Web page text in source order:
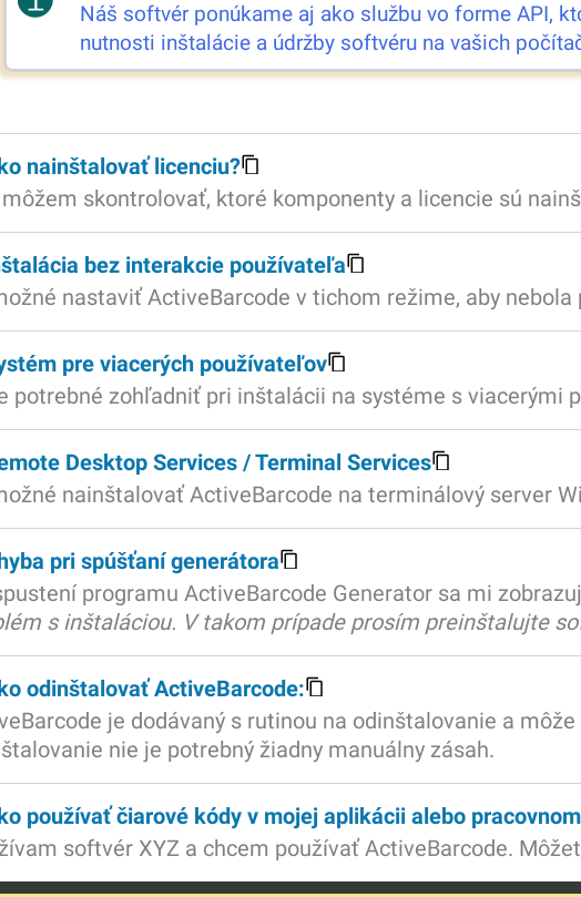
Náš softvér ponúkame aj ako službu vo forme API,
nutnosti inštalácie a údržby softvéru na vašich
nainštalovať licenciu?
skontrolovať, ktoré komponenty a licencie sú
bez interakcie používateľa
nastaviť ActiveBarcode v tichom režime, aby
pre viacerých používateľov
potrebné zohľadniť pri inštalácii na systéme s viacerými
Desktop Services / Terminal Services
nainštalovať ActiveBarcode na terminálový server
pri spúšťaní generátora
programu ActiveBarcode Generator sa mi
s inštaláciou. V takom prípade prosím preinštalujte
odinštalovať ActiveBarcode:
je dodávaný s rutinou na odinštalovanie a
nie je potrebný žiadny manuálny zásah.
používať čiarové kódy v mojej aplikácii alebo
softvér XYZ a chcem používať ActiveBarcode.